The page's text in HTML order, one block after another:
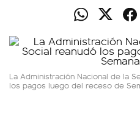
La Administración Nacional de la
los pagos luego del receso de